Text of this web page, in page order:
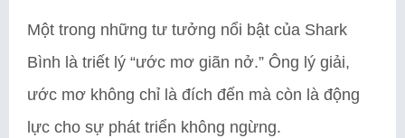
Một trong những tư tưởng nổi bật của Shark
Bình là triết lý “ước mơ giãn nở.” Ông lý giải,
ước mơ không chỉ là đích đến mà còn là động
lực cho sự phát triển không ngừng.